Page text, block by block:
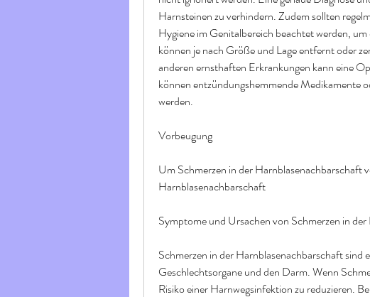
Harnsteinen zu verhindern. Zudem sollten
Hygiene im Genitalbereich beachtet werden,
können je nach Größe und Lage entfernt oder
anderen ernsthaften Erkrankungen kann eine
können entzündungshemmende Medikamente
werden.
Vorbeugung
Um Schmerzen in der Harnblasenachbarschaft
Harnblasenachbarschaft
Symptome und Ursachen von Schmerzen in
Schmerzen in der Harnblasenachbarschaft sind
Geschlechtsorgane und den Darm. Wenn
Risiko einer Harnwegsinfektion zu reduzieren.